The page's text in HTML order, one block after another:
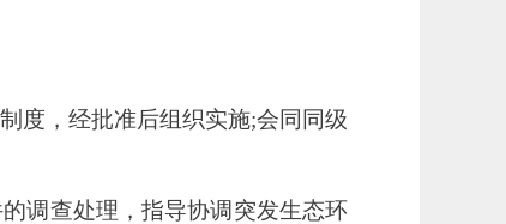
度，经批准后组织实施;会同同级
调查处理，指导协调突发生态环